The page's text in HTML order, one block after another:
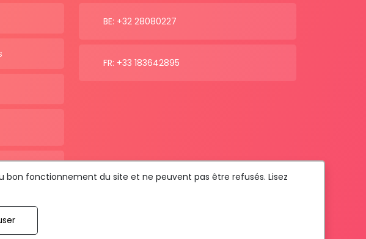
BE: +32 28080227
FR: +33 183642895
By MediaSatCom
bon fonctionnement du site et ne peuvent pas être refusés. Lisez